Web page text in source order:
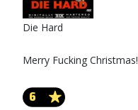
Die Hard
Merry Fucking Christmas!
6